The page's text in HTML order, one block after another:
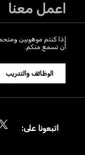
اعمل معنا
إذا كنتم موهوبين
أن تسمع منكم.
الوظائف والتدريب
اتبعونا على: X